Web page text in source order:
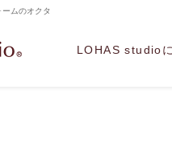
ムのオクタ
LOHAS studio